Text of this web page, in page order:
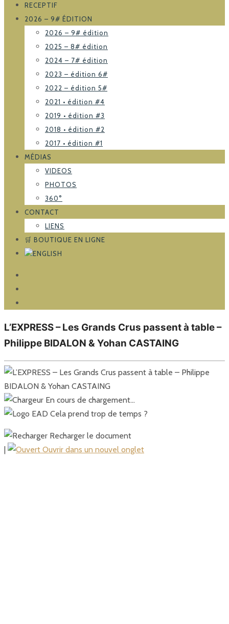
RECEPTIF
2026 – 9# ÉDITION
2026 – 9# édition
2025 – 8# édition
2024 – 7# édition
2023 – édition 6#
2022 – édition 5#
2021 • édition #4
2019 • édition #3
2018 • édition #2
2017 • édition #1
MÉDIAS
VIDEOS
PHOTOS
360°
CONTACT
LIENS
🛒 BOUTIQUE EN LIGNE
L’EXPRESS – Les Grands Crus passent à table –
Philippe BIDALON & Yohan CASTAING
En cours de chargement…
Cela prend trop de temps ?
Recharger le document
Ouvrir dans un nouvel onglet